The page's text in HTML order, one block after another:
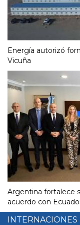
Energía autorizó
Vicuña
Argentina fortalece
acuerdo con
INTERNACIONES